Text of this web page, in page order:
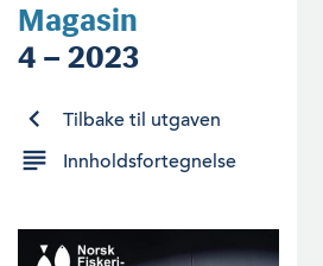
Magasin
4 – 2023
Tilbake til utgaven
Innholdsfortegnelse